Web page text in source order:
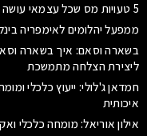
5 טעויות מס שכל עצמאי עושה ב-2026 – רו"ח קרלוס ששון מסביר איך לתקן
ממפעל יהלומים לאימפריה
בשארה וסאם: איך בשארה וסאם
ליצירת הצלחה מתמשכת
איכותית
אילון אוריאל: מומחה כלכלי